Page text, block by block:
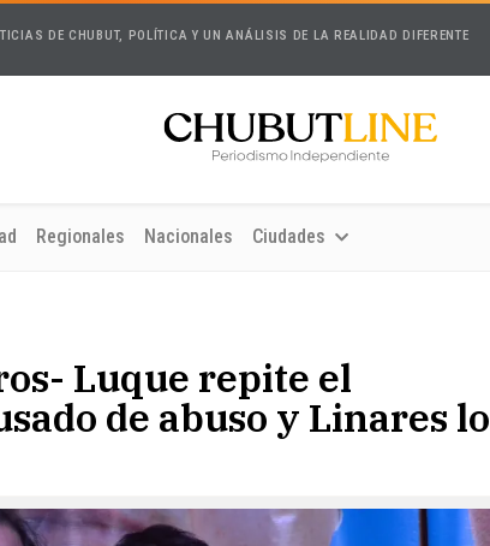
DE CHUBUT, POLÍTICA Y UN ANÁLISIS DE LA REALIDAD DIFERENTE
Regionales Nacionales Ciudades
Luque repite el
de abuso y Linares lo